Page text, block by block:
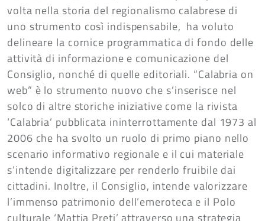
volta nella storia del regionalismo calabrese di
uno strumento così indispensabile, ha voluto
delineare la cornice programmatica di fondo delle
attività di informazione e comunicazione del
Consiglio, nonché di quelle editoriali. “Calabria on
web” è lo strumento nuovo che s’inserisce nel
solco di altre storiche iniziative come la rivista
‘Calabria’ pubblicata ininterrottamente dal 1973 al
2006 che ha svolto un ruolo di primo piano nello
scenario informativo regionale e il cui materiale
s’intende digitalizzare per renderlo fruibile dai
cittadini. Inoltre, il Consiglio, intende valorizzare
l’immenso patrimonio dell’emeroteca e il Polo
culturale ‘Mattia Preti’ attraverso una strategia